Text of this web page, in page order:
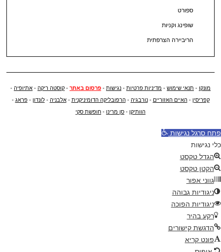
ספורט
שופינג וקניות
הריביירה הצרפתית
מונקו - תנאי שימוש - מדיניות פרטיות - נגישות - פרסום באתר - קוסטה ריקה - אתיופיה -
קפריסין -האיים האזוריים -נורבגיה -הרפובליקה הדומיניקנית -אלבניה -לונדון -פראג -
הוותיקן - סן מרינו - חופשת סקי
פתח סרגל נגישות
כלי נגישות
הגדל טקסט
הקטן טקסט
גווני אפור
ניגודיות גבוהה
ניגודיות הפוכה
רקע בהיר
הדגשת קישורים
פונט קריא